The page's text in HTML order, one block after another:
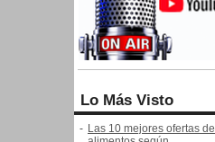
Lo Más Visto
- Las 10 mejores ofertas de